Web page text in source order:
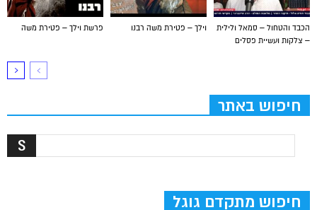
פרשת וילך – פטירת משה וילך – פטירת משה רבנו
הכבד והטחול – סמאל ולילית
– צלקות ועשיית פסלים
חיפוש באתר
חיפוש מתקדם גוגל